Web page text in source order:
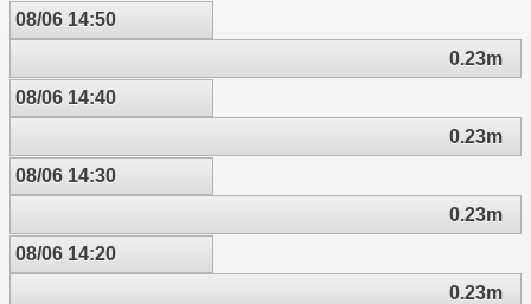
08/06 14:50
0.23m
08/06 14:40
0.23m
08/06 14:30
0.23m
08/06 14:20
0.23m